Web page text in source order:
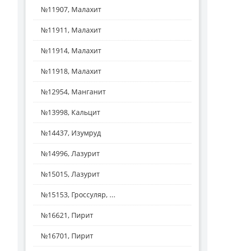
№11907, Малахит
№11911, Малахит
№11914, Малахит
№11918, Малахит
№12954, Манганит
№13998, Кальцит
№14437, Изумруд
№14996, Лазурит
№15015, Лазурит
№15153, Гроссуляр, ...
№16621, Пирит
№16701, Пирит